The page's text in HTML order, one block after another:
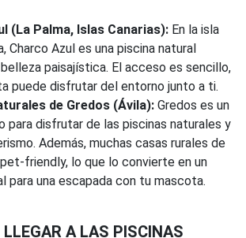
(La Palma, Islas Canarias): En la isla
Charco Azul es una piscina natural
paisajística. El acceso es sencillo,
puede disfrutar del entorno junto a ti.
de Gredos (Ávila): Gredos es un
para disfrutar de las piscinas naturales y
Además, muchas casas rurales de
friendly, lo que lo convierte en un
para una escapada con tu mascota.
LLEGAR A LAS PISCINAS